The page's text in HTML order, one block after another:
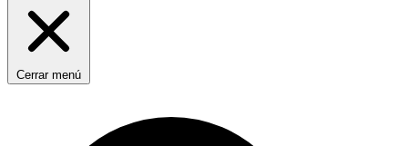
Cerrar menú